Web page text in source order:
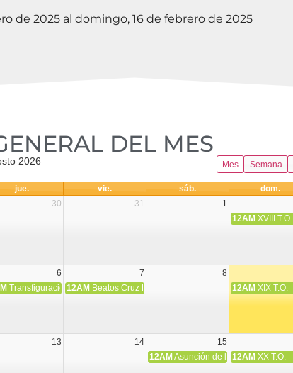
de 2025 al domingo, 16 de febrero de 2025
DEL MES​
Mes Semana
2026
jue. vie. sáb.
dom.
30 31
1
12AM XVIII T.O.
6 7
8
Transfiguración del Señor
12AM Beatos Cruz Laplana, obispo, y Fernando Español,
12AM XIX T.O.
13 14
15
12AM Asunción de la Virgen María
12AM XX T.O.